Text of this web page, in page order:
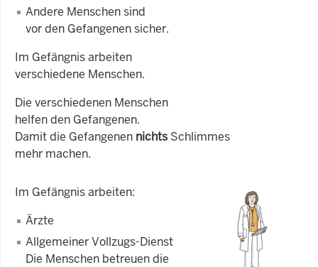
Andere Menschen sind
vor den Gefangenen sicher.
Im Gefängnis arbeiten
verschiedene Menschen.
Die verschiedenen Menschen
helfen den Gefangenen.
Damit die Gefangenen nichts Schlimmes
mehr machen.
Im Gefängnis arbeiten:
Ärzte
Allgemeiner Vollzugs-Dienst
Die Menschen betreuen die